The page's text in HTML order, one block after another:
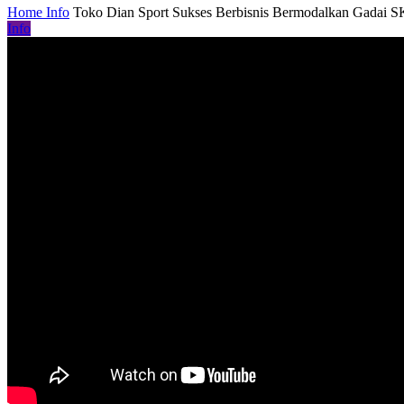
Home Info Toko Dian Sport Sukses Berbisnis Bermodalkan Gadai
Info